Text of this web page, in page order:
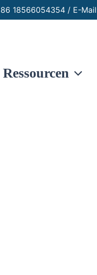
18566054354 / E-
Ressourcen